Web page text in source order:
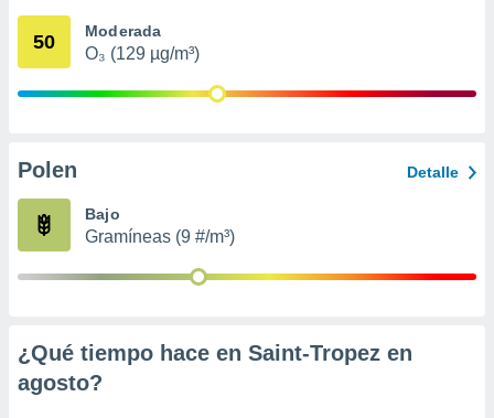
mediante
publicidad
de
50 Moderada
O₃ (129 µg/m³)
Polen Detalle
Bajo
Gramíneas (9 #/m³)
¿Qué tiempo hace en Saint-Tropez en
agosto?